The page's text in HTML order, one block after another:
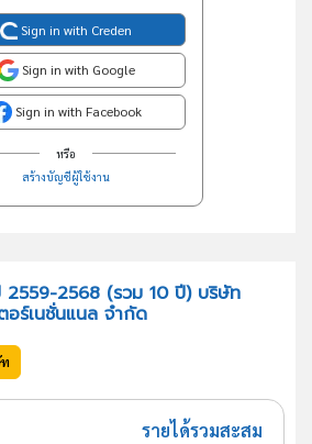
Sign in with Creden
Sign in with Google
Sign in with Facebook
หรือ
สร้างบัญชีผู้ใช้งาน
2559-2568 (รวม 10 ปี) บริษัท
ร์เนชั่นแนล จำกัด
รายได้รวมสะสม